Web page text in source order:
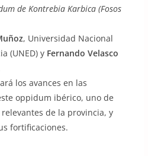
de Kontrebia Karbica (Fosos
, Universidad Nacional
(UNED) y Fernando Velasco
los avances en las
oppidum ibérico, uno de
de la provincia, y
fortificaciones.